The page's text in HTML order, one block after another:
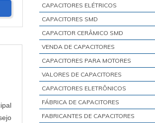
CAPACITORES ELÉTRICOS
CAPACITORES SMD
CAPACITOR CERÂMICO SMD
VENDA DE CAPACITORES
CAPACITORES PARA MOTORES
VALORES DE CAPACITORES
CAPACITORES ELETRÔNICOS
FÁBRICA DE CAPACITORES
FABRICANTES DE CAPACITORES